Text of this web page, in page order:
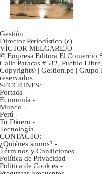
Gestión
Director Periodístico (e)
VÍCTOR MELGAREJO
© Empresa Editora El Comercio
Calle Paracas #532, Pueblo
Copyright© | Gestion.pe | Grupo
reservados
SECCIONES:
Portada -
Economía -
Mundo -
Perú -
Tu Dinero -
Tecnología
CONTACTO:
¿Quiénes somos? -
Términos y Condiciones -
Política de Privacidad -
Politica de Cookies -